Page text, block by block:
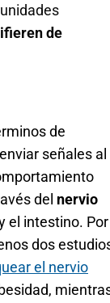
de
de
señales al
del nervio
el intestino. Por
dos
el nervio